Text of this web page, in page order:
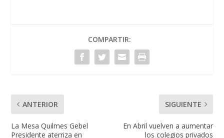
COMPARTIR:
ANTERIOR
La Mesa Quilmes Gebel
Presidente aterriza en
SIGUIENTE
En Abril vuelven a aumentar
los colegios privados